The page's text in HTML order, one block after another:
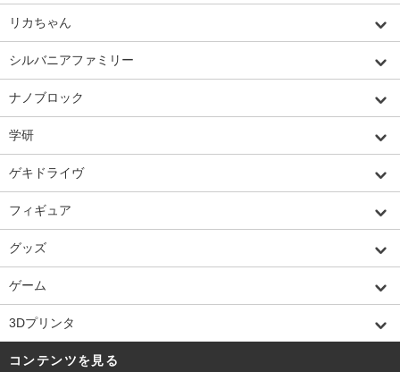
リカちゃん
シルバニアファミリー
ナノブロック
学研
ゲキドライヴ
フィギュア
グッズ
ゲーム
3Dプリンタ
コンテンツを見る